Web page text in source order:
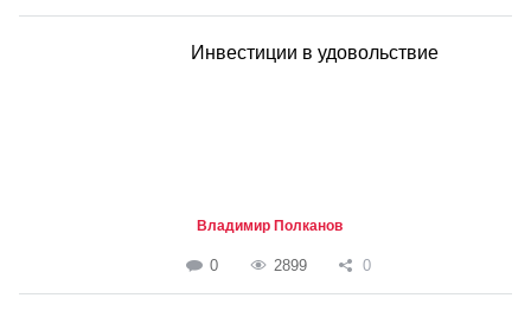
Инвестиции в удовольствие
Владимир Полканов
0 2899 0